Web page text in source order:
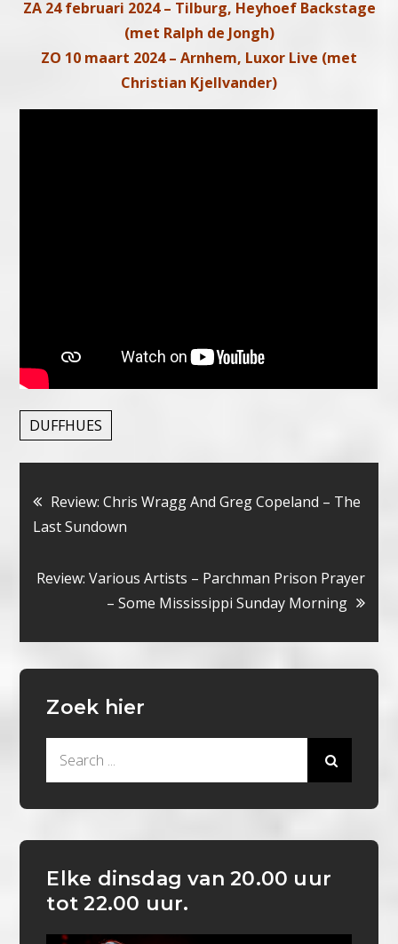
ZA 24 februari 2024 – Tilburg, Heyhoef Backstage
(met Ralph de Jongh)
ZO 10 maart 2024 – Arnhem, Luxor Live (met
Christian Kjellvander)
DUFFHUES
Bericht
navigatie
Review: Chris Wragg And Greg Copeland – The
Last Sundown
Review: Various Artists – Parchman Prison Prayer
– Some Mississippi Sunday Morning
Zoek hier
Elke dinsdag van 20.00 uur
tot 22.00 uur.